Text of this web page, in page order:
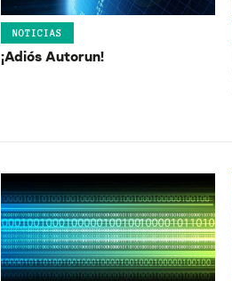
NOTICIAS
¡Adiós Autorun!